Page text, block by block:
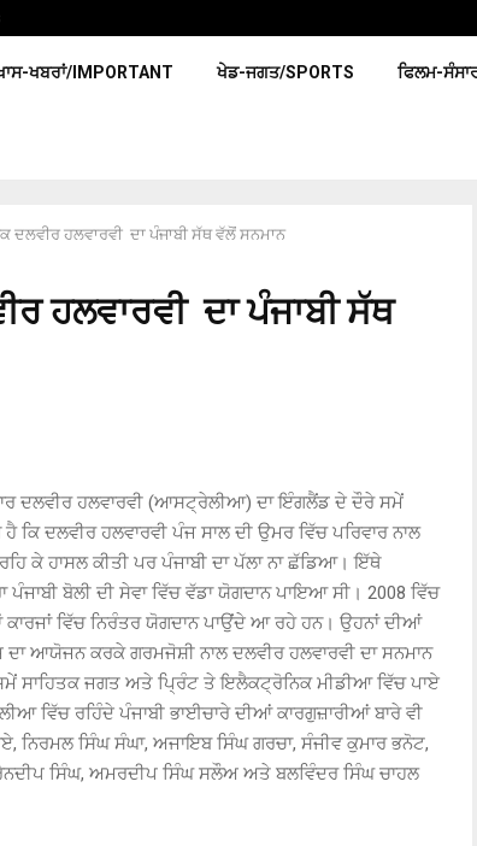
ਖਬਰਾਂ/IMPORTANT ਖੇਡ-ਜਗਤ/SPORTS ਫਿਲਮ-
ਹਲਵਾਰਵੀ ਦਾ ਪੰਜਾਬੀ ਸੱਥ ਵੱਲੋਂ ਸਨਮਾਨ
ਹਲਵਾਰਵੀ ਦਾ ਪੰਜਾਬੀ ਸੱਥ
ਦਲਵੀਰ ਹਲਵਾਰਵੀ (ਆਸਟ੍ਰੇਲੀਆ) ਦਾ ਇੰਗਲੈਂਡ ਦੇ ਦੌਰੇ ਸਮੇਂ
ਦਲਵੀਰ ਹਲਵਾਰਵੀ ਪੰਜ ਸਾਲ ਦੀ ਉਮਰ ਵਿੱਚ ਪਰਿਵਾਰ ਨਾਲ
ਕੇ ਹਾਸਲ ਕੀਤੀ ਪਰ ਪੰਜਾਬੀ ਦਾ ਪੱਲਾ ਨਾ ਛੱਡਿਆ। ਇੱਥੇ
ਬੋਲੀ ਦੀ ਸੇਵਾ ਵਿੱਚ ਵੱਡਾ ਯੋਗਦਾਨ ਪਾਇਆ ਸੀ। 2008 ਵਿੱਚ
ਵਿੱਚ ਨਿਰੰਤਰ ਯੋਗਦਾਨ ਪਾਉਂਦੇ ਆ ਰਹੇ ਹਨ। ਉਹਨਾਂ ਦੀਆਂ
ਆਯੋਜਨ ਕਰਕੇ ਗਰਮਜੋਸ਼ੀ ਨਾਲ ਦਲਵੀਰ ਹਲਵਾਰਵੀ ਦਾ ਸਨਮਾਨ
ਸਾਹਿਤਕ ਜਗਤ ਅਤੇ ਪ੍ਰਿੰਟ ਤੇ ਇਲੈਕਟ੍ਰੋਨਿਕ ਮੀਡੀਆ ਵਿੱਚ ਪਾਏ
ਵਿੱਚ ਰਹਿੰਦੇ ਪੰਜਾਬੀ ਭਾਈਚਾਰੇ ਦੀਆਂ ਕਾਰਗੁਜ਼ਾਰੀਆਂ ਬਾਰੇ ਵੀ
ਨਿਰਮਲ ਸਿੰਘ ਸੰਘਾ, ਅਜਾਇਬ ਸਿੰਘ ਗਰਚਾ, ਸੰਜੀਵ ਕੁਮਾਰ ਭਨੋਟ,
ਸਿੰਘ, ਅਮਰਦੀਪ ਸਿੰਘ ਸਲੌਅ ਅਤੇ ਬਲਵਿੰਦਰ ਸਿੰਘ ਚਾਹਲ